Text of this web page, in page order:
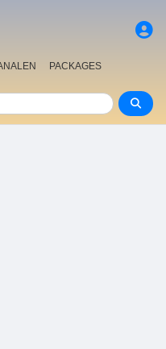
PACKAGES